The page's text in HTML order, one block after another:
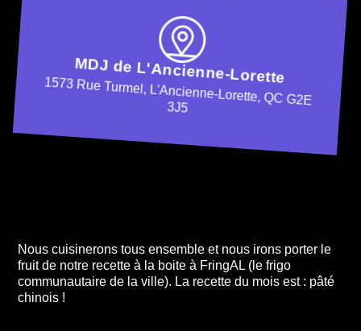
MDJ de L'Ancienne-Lorette
1573 Rue Turmel, L'Ancienne-Lorette, QC G2E
3J5
Nous cuisinerons tous ensemble et nous irons porter le
fruit de notre recette à la boite à FringAL (le frigo
communautaire de la ville). La recette du mois est : pâté
chinois !